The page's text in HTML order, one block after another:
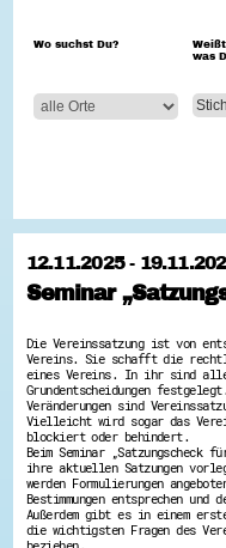
Wo suchst Du?
was
12.11.2025 -
Seminar
Die Vereinssatzung ist von
Vereins. Sie schafft die
eines Vereins. In ihr sind alle
Grundentscheidungen
Veränderungen sind
Vielleicht wird sogar das
blockiert oder behindert.
Beim Seminar „Satzungscheck
ihre aktuellen Satzungen
werden Formulierungen
Bestimmungen entsprechen
Außerdem gibt es in einem
die wichtigsten Fragen des